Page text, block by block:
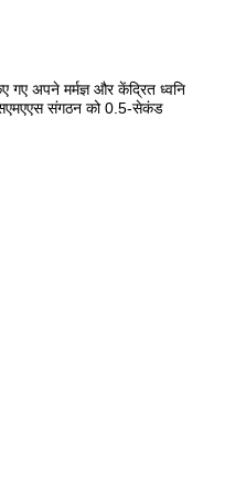
गए अपने मर्मज्ञ और केंद्रित ध्वनि
संगठन को 0.5-सेकंड